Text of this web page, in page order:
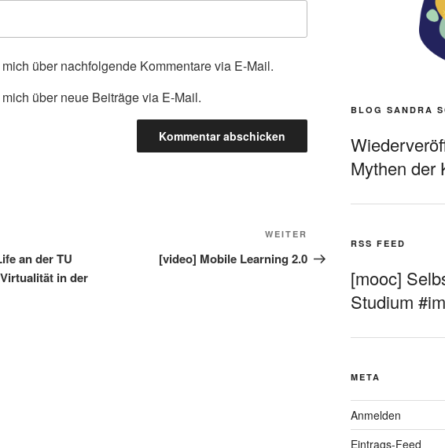
über nachfolgende Kommentare via E-Mail.
über neue Beiträge via E-Mail.
an der TU
in der
Nächster
Beitrag
WEITER
[video] Mobile Learning 2.0
BLOG SANDRA
Mythen der
RSS FEED
[mooc]
Studium
META
Anmelden
Eintrags-Feed